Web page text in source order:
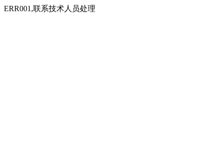
ERR001,联系技术人员处理